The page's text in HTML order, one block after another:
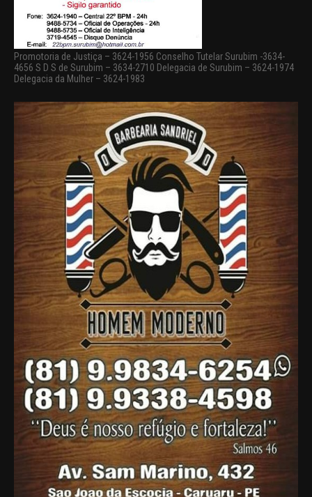
Promotoria de Justiça – 3624-1956 Conselho Tutelar Surubim -3634-
4656 S D S de Surubim – 3634-2710 Delegacia de Surubim – 3624-1974
Delegacia da Mulher – 3624-1983